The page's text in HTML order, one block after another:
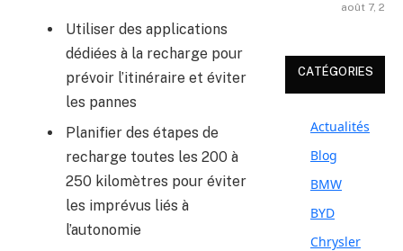
Utiliser des applications
dédiées à la recharge pour
prévoir l’itinéraire et éviter
les pannes
Planifier des étapes de
recharge toutes les 200 à
250 kilomètres pour éviter
les imprévus liés à
l’autonomie
août 7,
CATÉGORIES
Actualités
Blog
BMW
BYD
Chrysler